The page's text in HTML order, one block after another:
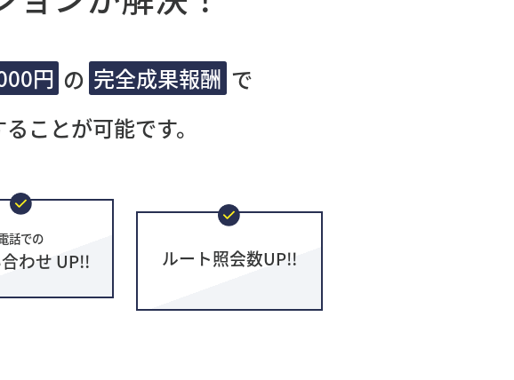
円 の 完全成果報酬 で
ことが可能です。
話での
わせ UP!! ルート照会数UP!!